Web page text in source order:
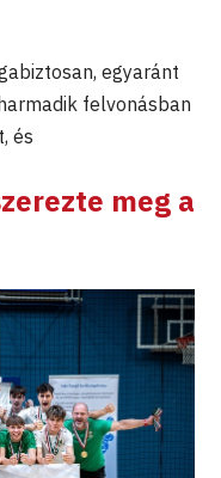
egyaránt
felvonásban
és
meg a